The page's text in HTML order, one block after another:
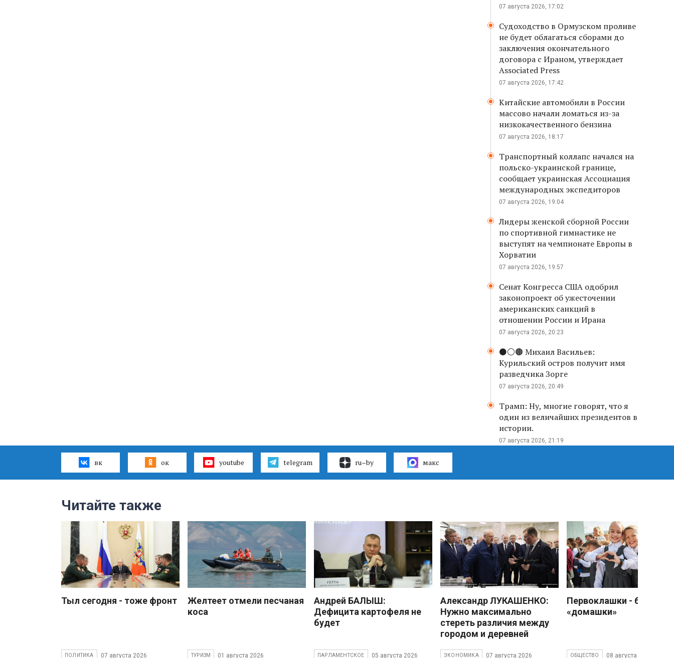
07 августа 2026, 17:02
Судоходство в Ормузском проливе
не будет облагаться сборами до
заключения окончательного
договора с Ираном, утверждает
Associated Press
07 августа 2026, 17:42
Китайские автомобили в России
массово начали ломаться из-за
низкокачественного бензина
07 августа 2026, 18:17
Транспортный коллапс начался на
польско-украинской границе,
сообщает украинская Ассоциация
международных экспедиторов
07 августа 2026, 19:04
Лидеры женской сборной России
по спортивной гимнастике не
выступят на чемпионате Европы в
Хорватии
07 августа 2026, 19:57
Сенат Конгресса США одобрил
законопроект об ужесточении
американских санкций в
отношении России и Ирана
07 августа 2026, 20:23
⚫️⚪️🟤 Михаил Васильев:
Курильский остров получит имя
разведчика Зорге
07 августа 2026, 20:49
Трамп: Ну, многие говорят, что я
один из величайших президентов в
истории.
07 августа 2026, 21:19
вк ок youtube telegram ru–by макс
Читайте также
Тыл сегодня - тоже фронт
ПОЛИТИКА 07 августа 2026
Желтеет отмели песчаная
коса
ТУРИЗМ 01 августа 2026
Андрей БАЛЫШ:
Дефицита картофеля не
будет
ПАРЛАМЕНТСКОЕ 05 августа 2026
Александр ЛУКАШЕНКО:
Нужно максимально
стереть различия между
городом и деревней
ЭКОНОМИКА 07 августа 2026
Первоклашки - без
«домашки»
ОБЩЕСТВО 08 августа 2026